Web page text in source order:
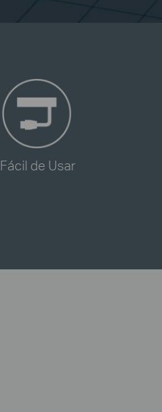
-
Fácil de Usar